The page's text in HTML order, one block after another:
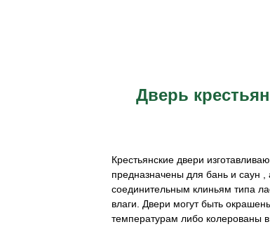
Дверь
Крестьянские двери
предназначены для бань и саун
соединительным клиньям типа
влаги. Двери могут быть
температурам либо колерованы